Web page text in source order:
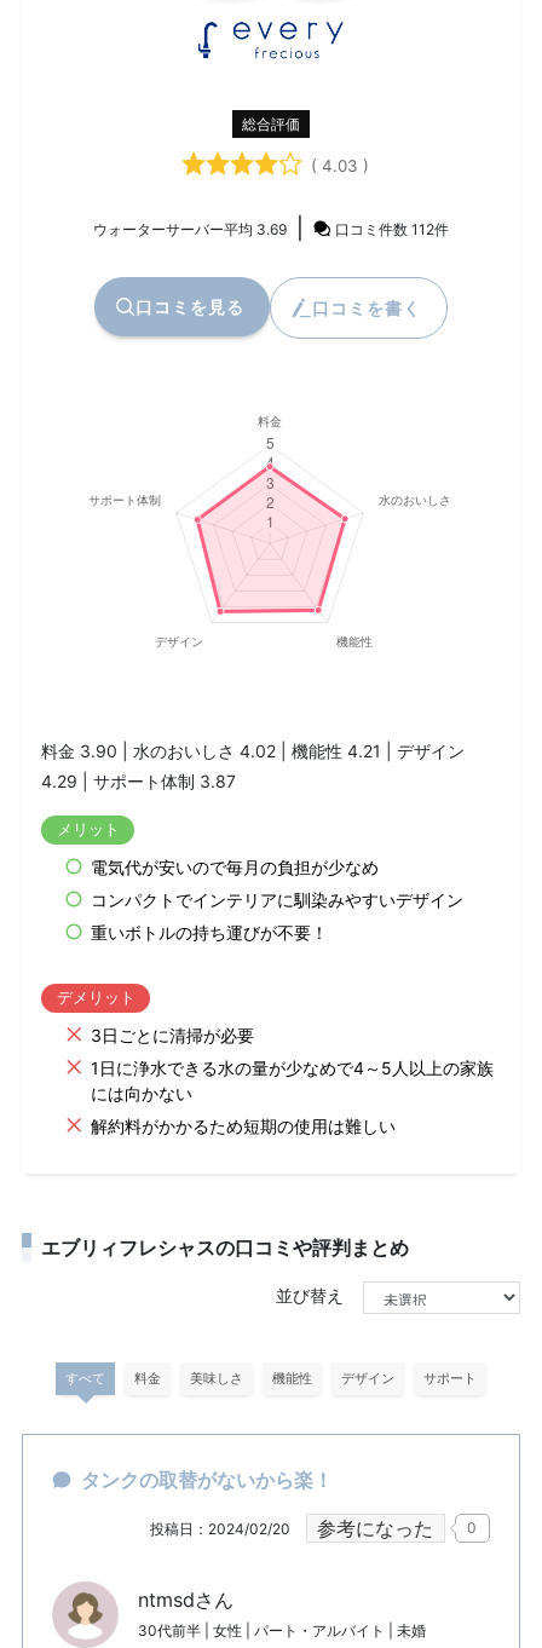
総合評価
( 4.03 )
ウォーターサーバー平均 3.69 口コミ件数 112件
口コミを見る 口コミを書く
料金 3.90 | 水のおいしさ 4.02 | 機能性 4.21 | デザイン
4.29 | サポート体制 3.87
メリット
電気代が安いので毎月の負担が少なめ
コンパクトでインテリアに馴染みやすいデザイン
重いボトルの持ち運びが不要！
デメリット
3日ごとに清掃が必要
1日に浄水できる水の量が少なめで4～5人以上の家族
には向かない
解約料がかかるため短期の使用は難しい
エブリィフレシャスの口コミや評判まとめ
並び替え
すべて 料金 美味しさ 機能性 デザイン サポート
タンクの取替がないから楽！
投稿日：2024/02/20 参考になった 0
ntmsdさん
30代前半 | 女性 | パート・アルバイト | 未婚